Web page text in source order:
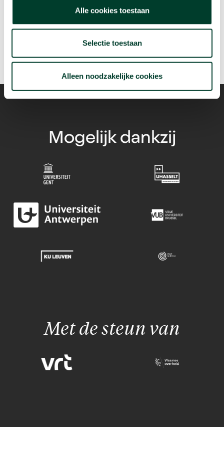
Alle cookies toestaan
Selectie toestaan
Alleen noodzakelijke cookies
Beluister deze podcast
Mogelijk dankzij
Met de steun van